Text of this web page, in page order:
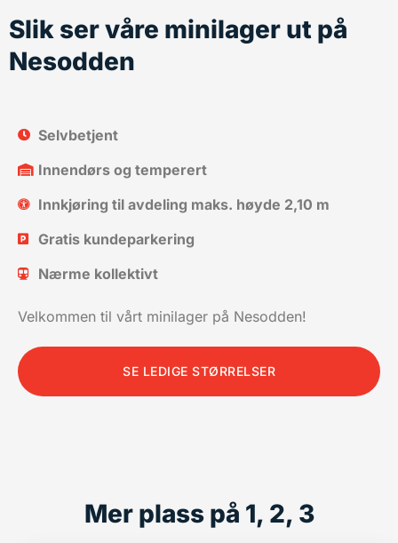
Slik ser våre minilager ut på
Nesodden
Selvbetjent
Innendørs og temperert
Innkjøring til avdeling maks. høyde 2,10 m
Gratis kundeparkering
Nærme kollektivt
Velkommen til vårt minilager på Nesodden!
SE LEDIGE STØRRELSER
Mer plass på 1, 2, 3